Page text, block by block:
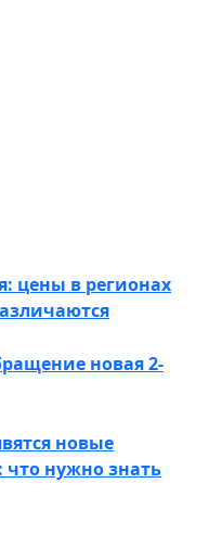
цены в регионах
новая 2-
новые
что нужно знать